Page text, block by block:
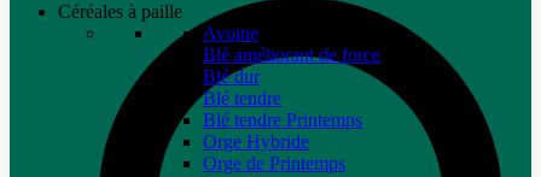
Céréales à paille
Avoine
Blé améliorant de force
Blé dur
Blé tendre
Blé tendre Printemps
Orge Hybride
Orge de Printemps